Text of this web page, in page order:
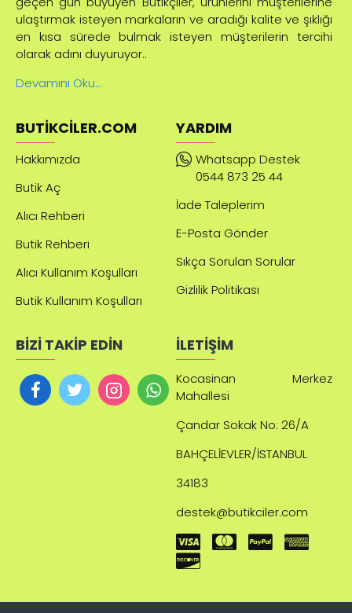
ulaştırmak isteyen markaların ve aradığı kalite ve şıklığı
en kısa sürede bulmak isteyen müşterilerin tercihi
olarak adını duyuruyor..
Devamını Oku...
BUTIKCILER.COM
Hakkımızda
Butik Aç
Alıcı Rehberi
Butik Rehberi
Alıcı Kullanım Koşulları
Butik Kullanım Koşulları
YARDIM
Whatsapp Destek
0544 873 25 44
İade Taleplerim
E-Posta Gönder
Sıkça Sorulan Sorular
Gizlilik Politikası
BİZİ TAKİP EDİN İLETİŞİM
Kocasinan Merkez
Mahallesi
Çandar Sokak No: 26/A
BAHÇELİEVLER/İSTANBUL
34183
destek@butikciler.com